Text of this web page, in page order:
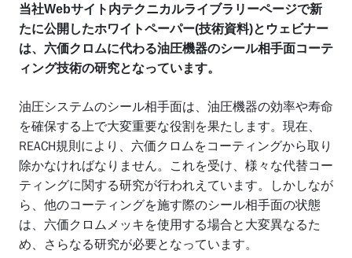
当社Webサイト内テクニカルライブラリーページで新
たに公開したホワイトペーパー(技術資料)とウェビナー
は、六価クロムに代わる油圧機器のシール相手面コーテ
ィング技術の研究となっています。
油圧システムのシール相手面は、油圧機器の効率や寿命
を確保する上で大変重要な役割を果たします。現在、
REACH規則により、六価クロムをコーティングから取り
除かなければなりません。これを受け、様々な代替コー
ティングに関する研究が行われえています。しかしなが
ら、他のコーティングを施す際のシール相手面の状態
は、六価クロムメッキを使用する場合と大変異なるた
め、さらなる研究が必要となっています。